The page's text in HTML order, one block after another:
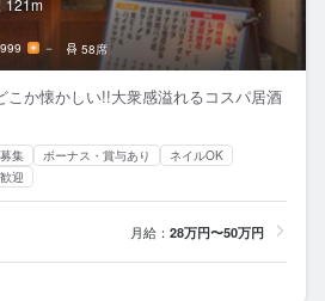
121m
－ 58席
こか懐かしい!!大衆感溢れるコスパ居酒
集 ボーナス・賞与あり
ネイルOK
迎
月給： 28万円〜50万円